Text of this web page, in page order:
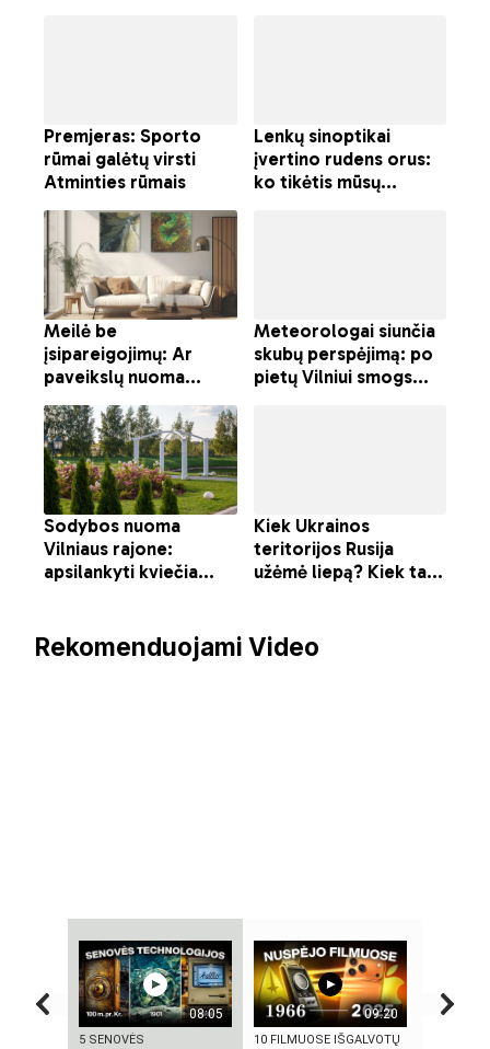
Rekomenduojami Video
08:05
5 SENOVĖS
09:20
10 FILMUOSE IŠGALVOTŲ